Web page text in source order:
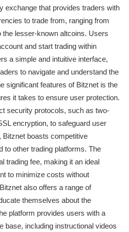
exchange that provides traders with
to trade from, ranging from
the lesser-known altcoins. Users
and start trading within
a simple and intuitive interface,
to navigate and understand the
significant features of Bitznet is the
it takes to ensure user protection.
security protocols, such as two-
encryption, to safeguard user
Bitznet boasts competitive
to other trading platforms. The
trading fee, making it an ideal
to minimize costs without
also offers a range of
themselves about the
platform provides users with a
base, including instructional videos